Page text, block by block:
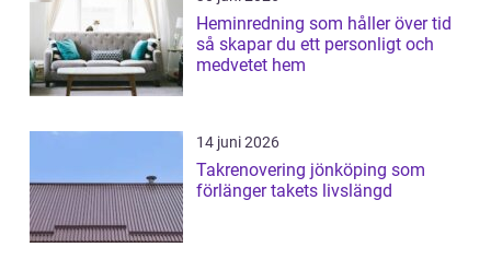
Heminredning som håller över tid
så skapar du ett personligt och
medvetet hem
14 juni 2026
Takrenovering jönköping som
förlänger takets livslängd